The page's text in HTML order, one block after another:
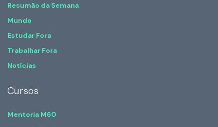
Resumão da Semana
Mundo
Estudar Fora
Trabalhar Fora
Notícias
Cursos
Mentoria M60